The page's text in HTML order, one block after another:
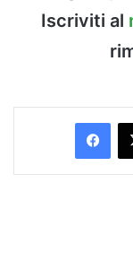
Iscriviti al